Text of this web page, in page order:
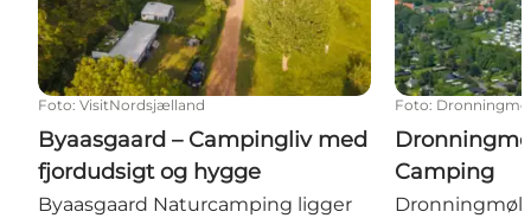
Foto: VisitNordsjælland
Byaasgaard – Campingliv med
fjordudsigt og hygge
Byaasgaard Naturcamping ligger
Foto:
Camping